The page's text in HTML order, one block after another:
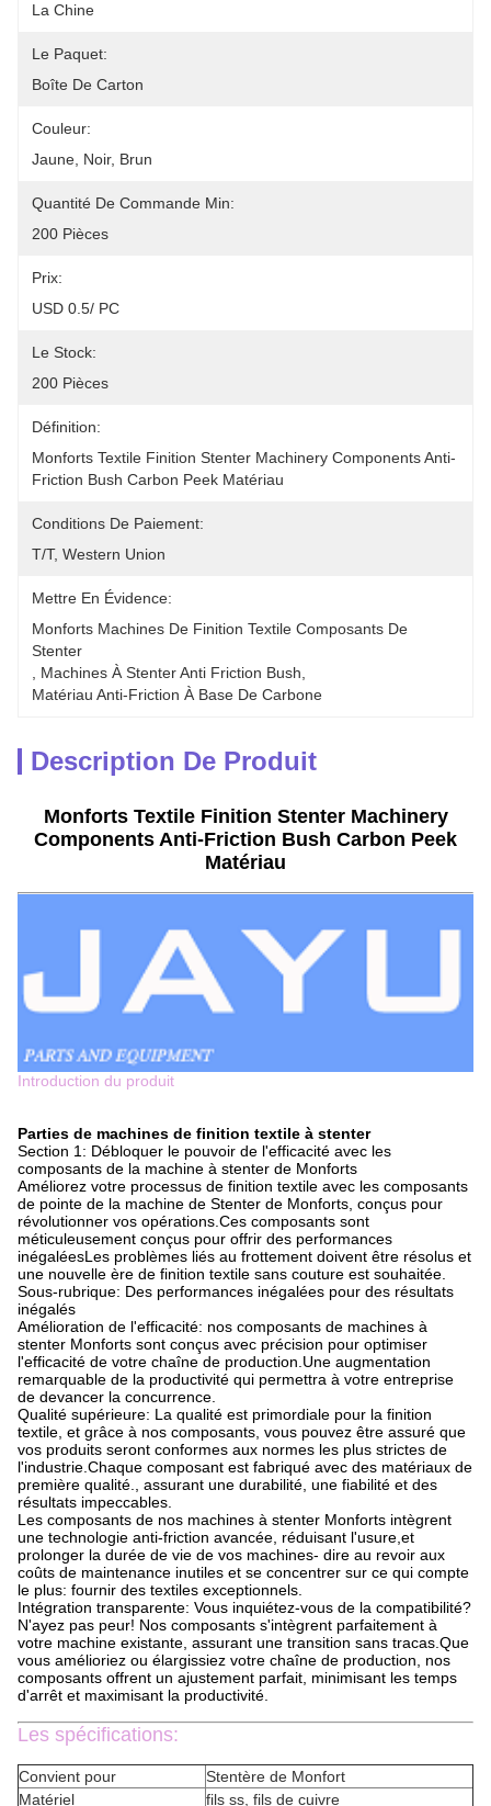
La Chine
Le Paquet:
Boîte De Carton
Couleur:
Jaune, Noir, Brun
Quantité De Commande Min:
200 Pièces
Prix:
USD 0.5/ PC
Le Stock:
200 Pièces
Définition:
Monforts Textile Finition Stenter Machinery Components Anti-
Friction Bush Carbon Peek Matériau
Conditions De Paiement:
T/T, Western Union
Mettre En Évidence:
Monforts Machines De Finition Textile Composants De
Stenter
Machines À Stenter Anti Friction Bush
Matériau Anti-Friction À Base De Carbone
Description De Produit
Monforts Textile Finition Stenter Machinery
Components Anti-Friction Bush Carbon Peek
Matériau
Introduction du produit
Parties de machines de finition textile à stenter
Section 1: Débloquer le pouvoir de l'efficacité avec les
composants de la machine à stenter de Monforts
Améliorez votre processus de finition textile avec les composants
de pointe de la machine de Stenter de Monforts, conçus pour
révolutionner vos opérations.Ces composants sont
méticuleusement conçus pour offrir des performances
inégaléesLes problèmes liés au frottement doivent être résolus et
une nouvelle ère de finition textile sans couture est souhaitée.
Sous-rubrique: Des performances inégalées pour des résultats
inégalés
Amélioration de l'efficacité: nos composants de machines à
stenter Monforts sont conçus avec précision pour optimiser
l'efficacité de votre chaîne de production.Une augmentation
remarquable de la productivité qui permettra à votre entreprise
de devancer la concurrence.
Qualité supérieure: La qualité est primordiale pour la finition
textile, et grâce à nos composants, vous pouvez être assuré que
vos produits seront conformes aux normes les plus strictes de
l'industrie.Chaque composant est fabriqué avec des matériaux de
première qualité., assurant une durabilité, une fiabilité et des
résultats impeccables.
Les composants de nos machines à stenter Monforts intègrent
une technologie anti-friction avancée, réduisant l'usure,et
prolonger la durée de vie de vos machines- dire au revoir aux
coûts de maintenance inutiles et se concentrer sur ce qui compte
le plus: fournir des textiles exceptionnels.
Intégration transparente: Vous inquiétez-vous de la compatibilité?
N'ayez pas peur! Nos composants s'intègrent parfaitement à
votre machine existante, assurant une transition sans tracas.Que
vous amélioriez ou élargissiez votre chaîne de production, nos
composants offrent un ajustement parfait, minimisant les temps
d'arrêt et maximisant la productivité.
Les spécifications:
Convient pour
Stentère de Monfort
Matériel
fils ss, fils de cuivre